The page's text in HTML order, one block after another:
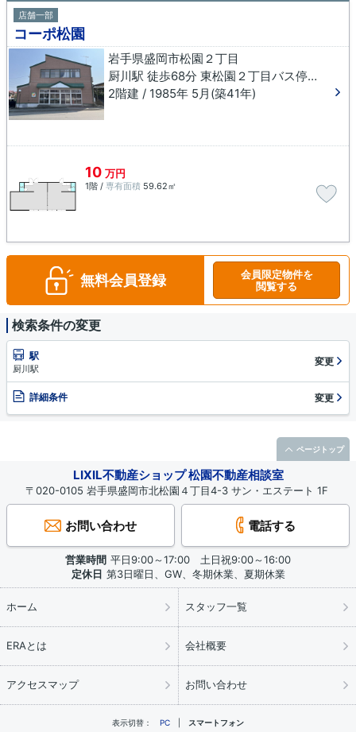
店舗一部
コーポ松園
岩手県盛岡市松園２丁目
厨川駅 徒歩68分 東松園２丁目バス停下車 徒歩2分
2階建 / 1985年 5月(築41年)
10 万円
1階 / 専有面積 59.62㎡
無料会員登録
会員限定物件を
閲覧する
検索条件の変更
駅
厨川駅
変更
詳細条件 変更
LIXIL不動産ショップ 松園不動産相談室
〒020-0105 岩手県盛岡市北松園４丁目4-3 サン・エステート 1F
お問い合わせ 電話する
営業時間 平日9:00～17:00 土日祝9:00～16:00
定休日 第3日曜日、GW、冬期休業、夏期休業
ホーム スタッフ一覧
ERAとは 会社概要
アクセスマップ お問い合わせ
表示切替： PC スマートフォン
ページトップ